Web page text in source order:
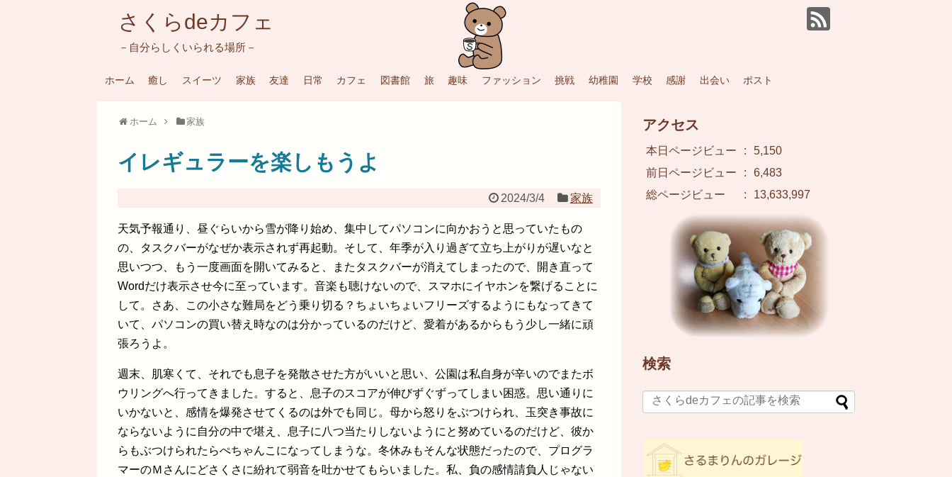
さくらdeカフェ
－自分らしくいられる場所－
ホーム 癒し スイーツ 家族 友達 日常 カフェ 図書館 旅 趣味 ファッション 挑戦 幼稚園 学校 感謝 出会い ポスト
ホーム 家族
イレギュラーを楽しもうよ
2024/3/4 家族
天気予報通り、昼ぐらいから雪が降り始め、集中してパソコンに向かおうと思っていたもの
の、タスクバーがなぜか表示されず再起動。そして、年季が入り過ぎて立ち上がりが遅いなと
思いつつ、もう一度画面を開いてみると、またタスクバーが消えてしまったので、開き直って
Wordだけ表示させ今に至っています。音楽も聴けないので、スマホにイヤホンを繋げることに
して。さあ、この小さな難局をどう乗り切る？ちょいちょいフリーズするようにもなってきて
いて、パソコンの買い替え時なのは分かっているのだけど、愛着があるからもう少し一緒に頑
張ろうよ。
週末、肌寒くて、それでも息子を発散させた方がいいと思い、公園は私自身が辛いのでまたボ
ウリングへ行ってきました。すると、息子のスコアが伸びずぐずってしまい困惑。思い通りに
いかないと、感情を爆発させてくるのは外でも同じ。母から怒りをぶつけられ、玉突き事故に
ならないように自分の中で堪え、息子に八つ当たりしないようにと努めているのだけど、彼か
らもぶつけられたらぺちゃんこになってしまうな。冬休みもそんな状態だったので、プログラ
マーのＭさんにどさくさに紛れて弱音を吐かせてもらいました。私、負の感情請負人じゃない
アクセス
本日ページビュー :
5,150
前日ページビュー
:
6,483
総ページビュー
: 13,633,997
検索